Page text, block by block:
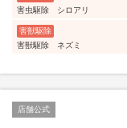
害虫駆除 シロアリ
害獣駆除
害獣駆除 ネズミ
店舗公式